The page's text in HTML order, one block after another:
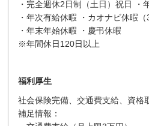
・完全週休2日制（土日）祝日 ・
・年次有給休暇 ・カオナビ休暇（
・年末年始休暇 ・慶弔休暇
※年間休日120日以上
福利厚生
社会保険完備、交通費支給、資格
補足情報：